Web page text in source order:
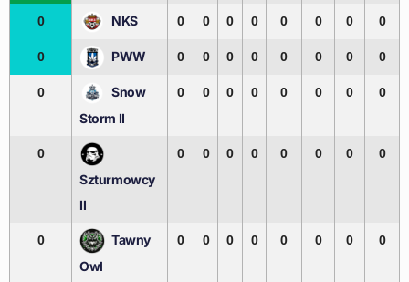
0 NKS 0 0 0 0 0 0 0 0
0 PWW 0 0 0 0 0 0 0 0
0
Snow
Storm II
0 0 0 0 0 0 0 0
0
Szturmowcy
II
0 0 0 0 0 0 0 0
0
Tawny
Owl
0 0 0 0 0 0 0 0